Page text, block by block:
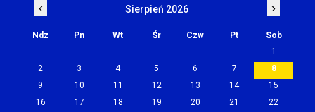
‹ Sierpień 2026 ›
Ndz Pn Wt Śr Czw Pt
Sob
1
2
3 4 5 6 7
8
9
10 11 12 13 14
15
16
17 18 19 20 21
22